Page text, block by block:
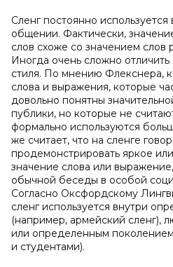
Сленг постоянно
общении. Фактически,
слов схоже со значением слов
Иногда очень сложно отличить
стиля. По мнению Флекснера,
слова и выражения, которые
довольно понятны
публики, но которые не
формально используются
же считает, что на сленге
продемонстрировать яркое
значение слова или
обычной беседы в особой
Согласно Оксфордскому
сленг используется внутри
(например, армейский сленг),
или определенным
и студентами).